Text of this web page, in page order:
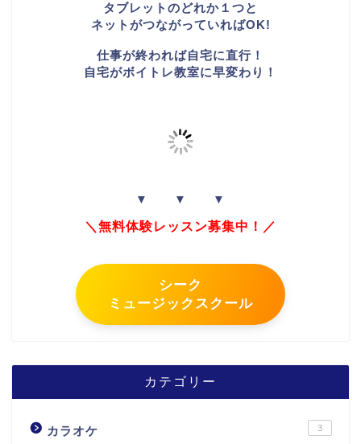
タブレットのどれか１つと
ネットがつながっていればOK!
仕事が終われば自宅に直行！
自宅がボイトレ教室に早変わり！
▼ ▼ ▼
＼無料体験レッスン募集中！／
シーク
ミュージックスクール
カテゴリー
カラオケ 3